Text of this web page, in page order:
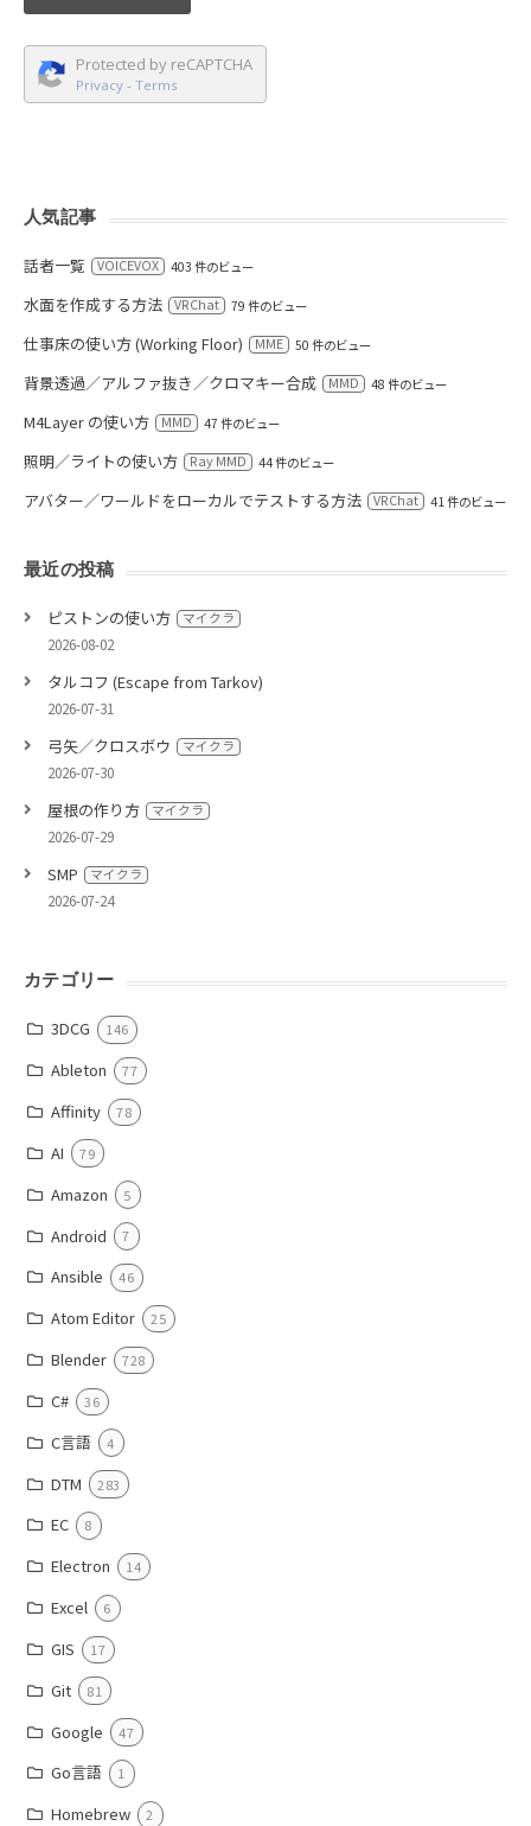
Protected by reCAPTCHA
Privacy - Terms
人気記事
話者一覧 VOICEVOX 403 件のビュー
水面を作成する方法 VRChat 79 件のビュー
仕事床の使い方 (Working Floor) MME 50 件のビュー
背景透過／アルファ抜き／クロマキー合成 MMD 48 件のビュー
M4Layer の使い方 MMD 47 件のビュー
照明／ライトの使い方 Ray MMD 44 件のビュー
アバター／ワールドをローカルでテストする方法 VRChat 41 件のビュー
最近の投稿
ピストンの使い方 マイクラ
2026-08-02
タルコフ (Escape from Tarkov)
2026-07-31
弓矢／クロスボウ マイクラ
2026-07-30
屋根の作り方 マイクラ
2026-07-29
SMP マイクラ
2026-07-24
カテゴリー
3DCG 146
Ableton 77
Affinity 78
AI 79
Amazon 5
Android 7
Ansible 46
Atom Editor 25
Blender 728
C# 36
C言語 4
DTM 283
EC 8
Electron 14
Excel 6
GIS 17
Git 81
Google 47
Go言語 1
Homebrew 2